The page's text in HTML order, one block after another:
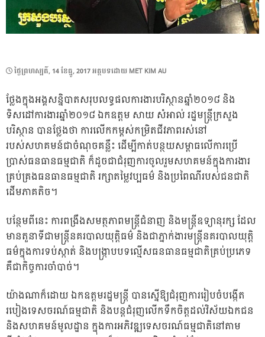
POSTED
ថ្ងៃ​ព្រហស្បតិ៍, 14 ខែ​ធ្នូ, 2017អត្ថបទដោយ MET KIM AU
ថ្លែងក្នុងអង្គសន្និបាតសរុបលទ្ធផលការងារបរិស្ថានឆ្នាំ២០១៨ និង
ទិសដៅការងារឆ្នាំ២០១៨ ឯកឧត្តម សាយ សំអាល់ រដ្ឋមន្ត្រីក្រសួង
បរិស្ថាន បានថ្លែងថា ការលើកកម្ពស់កម្រិតជីវភាពរស់នៅ
របស់សហគមន៍ជាចំណុចគន្លឹះ ដើម្បីកាត់បន្ថយសម្ពាធលើការប្រើ
ប្រាស់ធនធានធម្មជាតិ ក៏ដូចជាជំរុញការចូលរួមសហគមន៍ក្នុងការងារ
គ្រប់គ្រងធនធានធម្មជាតិ រក្សាតម្លៃវប្បធម៌ និងប្រពៃណីរបស់ជនជាតិ
ដើមភាគតិច។
បន្ថែមពីនេះ ការពង្រឹងសមត្ថភាពមន្ត្រីជំនាញ និងមន្ត្រីឧទ្យានុរក្ស ដែល
មានតួនាទីជាមន្ត្រីនគរបាលយុត្តិធម៌ និងជាភ្នាក់ងារមន្ត្រីនគរបាលយុត្តិ
ធម៌ក្នុងការទប់ស្កាត់ និងបង្ក្រាបបទល្មើសធនធានធម្មជាតិគ្រប់ប្រភេទ
គឺជាកិច្ចការចាំបាច់។
យ៉ាងណាក៏ដោយ ឯកឧត្តមរដ្ឋមន្ត្រី បានស្នើឱ្យជំរុញការរៀបចំបង្កើត
របៀងទេសចរណ៍ធម្មជាតិ និងបន្តជំរុញលើកទឹកចិត្តដល់វិស័យឯកជន
និងសហគមន៍មូលដ្ឋាន ក្នុងការអភិវឌ្ឍទេសចរណ៍ធម្មជាតិនៅតាម